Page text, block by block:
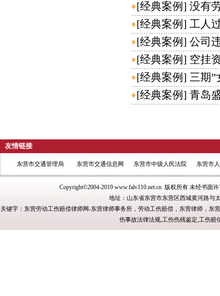
[经典案例 ] 没有
[经典案例 ] 工人
[经典案例 ] 公司
[经典案例 ] 空挂
[经典案例 ] 三期”
[经典案例 ] 青岛
友情链接
东营市交通管理局 东营市交通信息网 东营市中级人民法院 东营市
Copyright©2004-2019 www.falv110.net.cn版权所有 未经书面许
地址：山东省东营市东营区西城黄河路与
关键字：东营劳动工伤赔偿律师网-东营律师事务所，劳动工伤赔偿，东营律师，
伤事故法律法规,工伤伤残鉴定,工伤赔